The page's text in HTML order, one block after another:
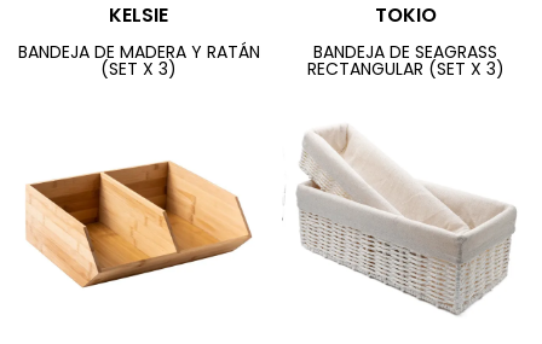
KELSIE
BANDEJA DE MADERA Y RATÁN
(SET X 3)
TOKIO
BANDEJA DE SEAGRASS
RECTANGULAR (SET X 3)